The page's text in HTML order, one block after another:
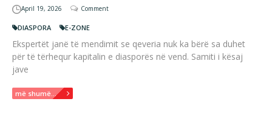
April 19, 2026 Comment
DIASPORA E-ZONE
Ekspertët janë të mendimit se qeveria nuk ka bërë sa duhet
për të tërhequr kapitalin e diasporës në vend. Samiti i kësaj
jave
më shumë...